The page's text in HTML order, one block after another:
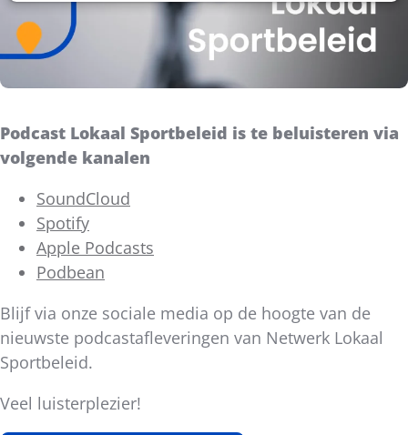
Podcast Lokaal Sportbeleid is te beluisteren via
volgende kanalen
SoundCloud
Spotify
Apple Podcasts
Podbean
Blijf via onze sociale media op de hoogte van de
nieuwste podcastafleveringen van Netwerk Lokaal
Sportbeleid.
Veel luisterplezier!